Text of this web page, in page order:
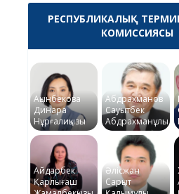
РЕСПУБЛИКАЛЫҚ
КОМИССИЯСЫ
Ақынбекова
Динара
Нұрғалиқызы
Абдрахманов
Сауытбек
Абдрахманұлы
Айдарбек
Қарлығаш
Әлісжан
Сарқыт